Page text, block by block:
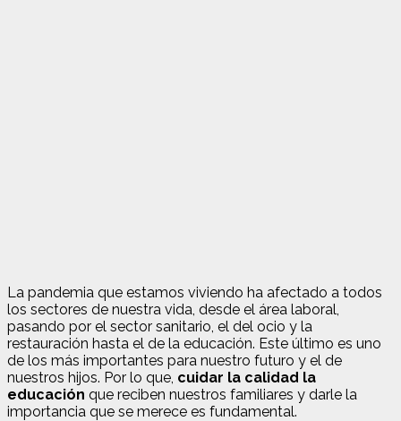
La pandemia que estamos viviendo ha afectado a todos
los sectores de nuestra vida, desde el área laboral,
pasando por el sector sanitario, el del ocio y la
restauración hasta el de la educación. Este último es uno
de los más importantes para nuestro futuro y el de
nuestros hijos. Por lo que, cuidar la calidad la
educación que reciben nuestros familiares y darle la
importancia que se merece es fundamental.